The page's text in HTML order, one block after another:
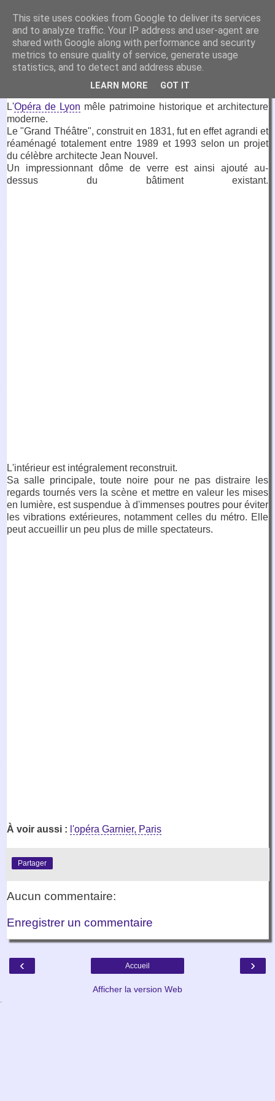
VirtuaFrance
Visitez la France depuis votre fauteuil.
1 juin 2026
Opéra de Lyon
L'Opéra de Lyon mêle patrimoine historique et architecture
moderne.
Le "Grand Théâtre", construit en 1831, fut en effet agrandi et
réaménagé totalement entre 1989 et 1993 selon un projet
du célèbre architecte Jean Nouvel.
Un impressionnant dôme de verre est ainsi ajouté au-
dessus du bâtiment existant.
L'intérieur est intégralement reconstruit.
Sa salle principale, toute noire pour ne pas distraire les
regards tournés vers la scène et mettre en valeur les mises
en lumière, est suspendue à d'immenses poutres pour éviter
les vibrations extérieures, notamment celles du métro. Elle
peut accueillir un peu plus de mille spectateurs.
À voir aussi : l'opéra Garnier, Paris
Partager
Aucun commentaire:
Enregistrer un commentaire
‹ ›
Accueil
Afficher la version Web
This site uses cookies from Google to deliver its services
and to analyze traffic. Your IP address and user-agent are
shared with Google along with performance and security
metrics to ensure quality of service, generate usage
statistics, and to detect and address abuse.
LEARN MORE GOT IT